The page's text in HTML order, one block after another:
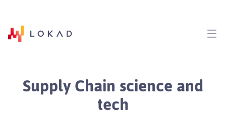
Supply Chain science and
tech